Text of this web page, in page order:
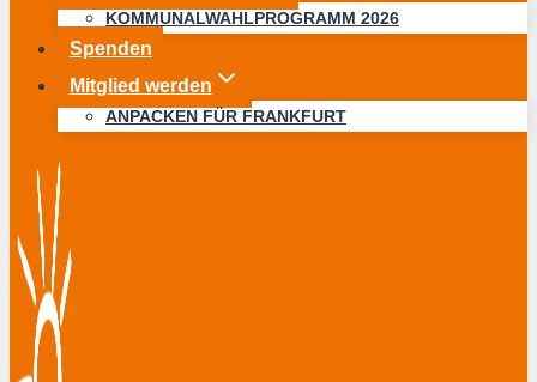
KOMMUNALWAHLPROGRAMM 2026
Spenden
Mitglied werden
ANPACKEN FÜR FRANKFURT